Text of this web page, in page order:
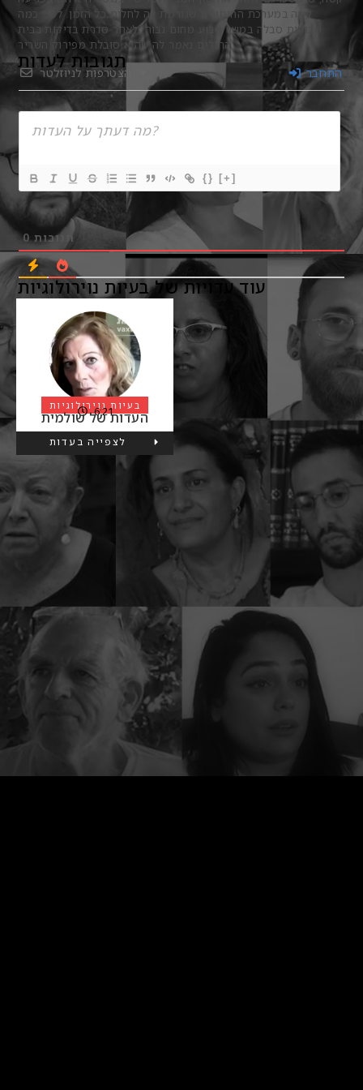
קשה במערכת החיסונית שגורמת לה לחלות כל הזמן. לפני כמה
שבועות סבלה במשך שבוע מחום גבוה. לאחר סדרת בדיקות בבית
החולים נאמר לה שהיא סובלת מפירוק השריר.
תגובות לעדות
הצטרפות לניוזלטר התחבר
{} [+]
0 תגובות
עוד עדויות של בעיות נוירולוגיות
בעיות נוירולוגיות
6:21
העדות של שולמית
לצפייה בעדות